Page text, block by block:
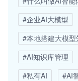
#企业AI大模型
#本地搭建大模型
#AI知识库管理
#私有AI
#AI